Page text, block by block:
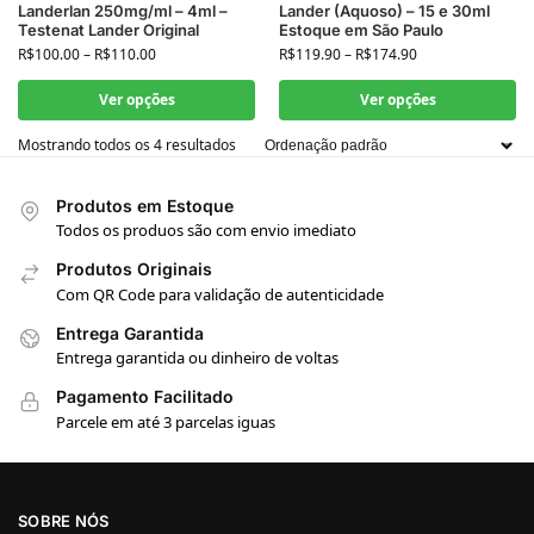
Landerlan 250mg/ml – 4ml –
Testenat Lander Original
R$100.00– R$110.00
Ver opções
Lander (Aquoso) – 15 e 30ml
Estoque em São Paulo
R$119.90– R$174.90
Ver opções
Mostrando todos os 4 resultados
Produtos em Estoque
Todos os produos são com envio imediato
Produtos Originais
Com QR Code para validação de autenticidade
Entrega Garantida
Entrega garantida ou dinheiro de voltas
Pagamento Facilitado
Parcele em até 3 parcelas iguas
SOBRE NÓS